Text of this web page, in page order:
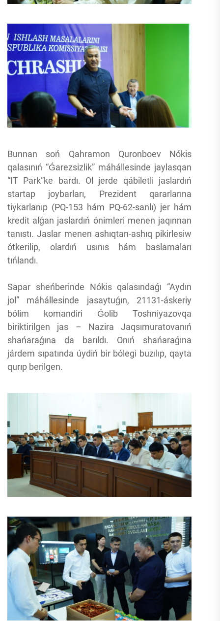
Bunnan soń Qahramon Quronboev Nókis
qalasınıń “Ǵarezsizlik” máhállesinde jaylasqan
“IT Park”ke bardı. Ol jerde qábiletli jaslardıń
startap joybarları, Prezident qararlarına
tiykarlanıp (PQ-153 hám PQ-62-sanlı) jer hám
kredit alǵan jaslardıń ónimleri menen jaqınnan
tanıstı. Jaslar menen ashıqtan-ashıq pikirlesiw
ótkerilip, olardıń usınıs hám baslamaları
tıńlandı.
Sapar sheńberinde Nókis qalasındaǵı “Aydın
jol” máhállesinde jasaytuǵın, 21131-áskeriy
bólim komandiri Ǵolib Toshniyazovqa
biriktirilgen jas – Nazira Jaqsımuratovanıń
shańaraǵına da barıldı. Onıń shańaraǵına
járdem sıpatında úydiń bir bólegi buzılıp, qayta
qurıp berilgen.